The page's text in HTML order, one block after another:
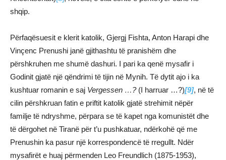
shqip.
Përfaqësuesit e klerit katolik, Gjergj Fishta, Anton Harapi dhe
Vinçenc Prenushi janë gjithashtu të pranishëm dhe
përshkruhen me shumë dashuri. I pari ka qenë mysafir i
Godinit gjatë një qëndrimi të tijin në Mynih. Të dytit ajo i ka
kushtuar romanin e saj Vergessen …? (I harruar …?)[9], në të
cilin përshkruan fatin e priftit katolik gjatë strehimit nëpër
familje të ndryshme, përpara se të kapet nga komunistët dhe
të dërgohet në Tiranë për t’u pushkatuar, ndërkohë që me
Prenushin ka pasur një korrespondencë të rregullt. Ndër
mysafirët e huaj përmenden Leo Freundlich (1875-1953),